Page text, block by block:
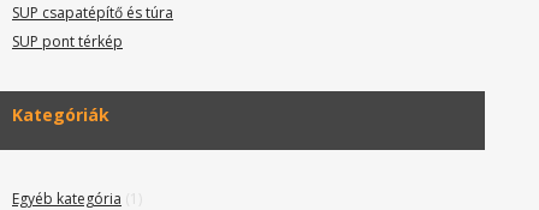
SUP csapatépítő és túra
SUP pont térkép
Kategóriák
Egyéb kategória (1)